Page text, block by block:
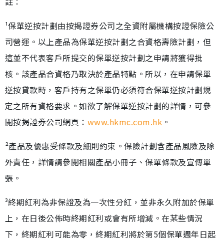
¹保單逆按計劃由按揭證券公司之全資附屬機構按證保險公
司營運。以上產品為保單逆按計劃之合資格壽險計劃，但
這並不代表客戶所提交的保單逆按計劃之申請將獲得批
核。該產品合資格乃取決於產品特點。所以，在申請保單
逆按貸款時，客戶持有之保單仍必須符合保單逆按計劃規
定之所有資格要求。如欲了解保單逆按計劃的詳情，可參
閱按揭證券公司網頁： www.hkmc.com.hk 。
²產品及優惠受條款及細則約束。保險計劃含產品風險及除
外責任，詳情請參閱相關產品小冊子、保單條款及宣傳單
張。
³終期紅利為非保證及為一次性分紅，並非永久附加於保單
上，在日後公佈時終期紅利或會有所增減。在某些情況
下，終期紅利可能為零，終期紅利將於第5個保單週年日起